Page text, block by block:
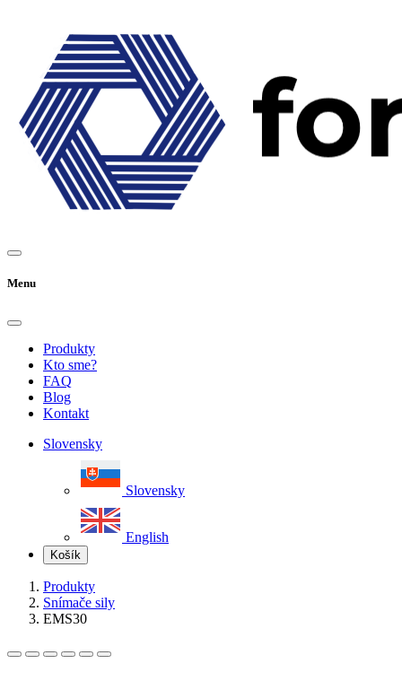
Menu
Produkty
Kto sme?
FAQ
Blog
Kontakt
Slovensky
Slovensky
English
Košík
Produkty
Snímače sily
EMS30